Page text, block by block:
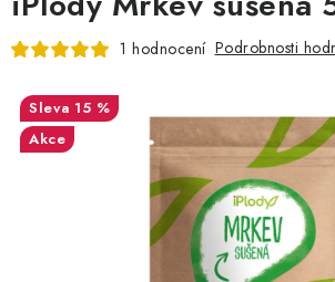
SNACKY
NÁPOJE
EKO DROGERIE A KOSMETIKA
1 hodnocení Podrobnosti
15 %
Akce